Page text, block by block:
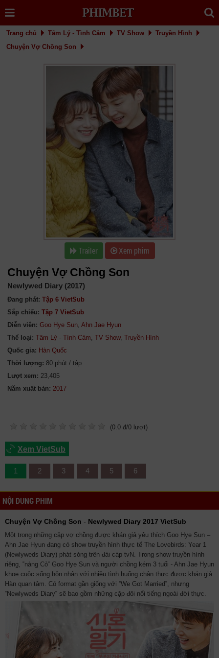
Trang chủ Tâm Lý - Tình Cảm TV Show
Truyền Hình
Chuyện Vợ Chồng Son
Trailer Xem phim
Chuyện Vợ Chồng Son
Newlywed Diary (2017)
Đang phát: Tập 6 VietSub
Sắp chiếu: Tập 7 VietSub
Diễn viên: Goo Hye Sun, Ahn Jae Hyun
Thể loại: Tâm Lý - Tình Cảm, TV Show, Truyền Hình
Quốc gia: Hàn Quốc
Thời lượng: 80 phút / tập
Lượt xem: 23,405
Năm xuất bản:
(0.0 đ/0 lượt)
Xem VietSub
1 2 3 4 5 6
NỘI DUNG PHIM
Chuyện Vợ Chồng Son - Newlywed Diary 2017 VietSub
Một trong những cặp vợ chồng được khán giả yêu thích Goo Hye Sun –
Ahn Jae Hyun đang có show truyền hình thực tế The Lovebirds: Year 1
(Newlyweds Diary) phát sóng trên đài cáp tvN. Trong show truyền hình
riêng, ‟nàng Cỏ‟ Goo Hye Sun và người chồng kém 3 tuổi - Ahn Jae Hyun
khoe cuộc sống hôn nhân với nhiều tình huống chân thực được khán giả
Hàn quan tâm. Có format gần giống với ‟We Got Married‟, nhưng
‟Newlyweds Diary‟ sẽ bao gồm những cặp đôi nổi tiếng ngoài đời thực.